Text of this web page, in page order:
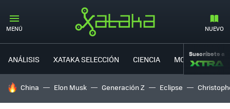
MENÚ NUEVO
ANÁLISIS XATAKA SELECCIÓN CIENCIA MOVILIDAD
Suscríbete a
HOY SE HABLA DE
China Elon Musk Generación Z Eclipse